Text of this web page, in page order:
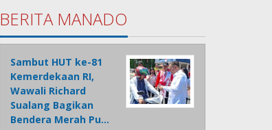
BERITA MANADO
Sambut HUT ke-81
Kemerdekaan RI,
Wawali Richard
Sualang Bagikan
Bendera Merah Pu…